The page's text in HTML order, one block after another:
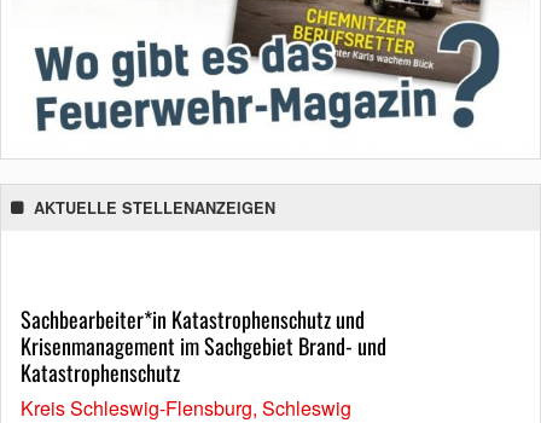
AKTUELLE STELLENANZEIGEN
Sachbearbeiter*in Katastrophenschutz und
Krisenmanagement im Sachgebiet Brand- und
Katastrophenschutz
Kreis Schleswig-Flensburg, Schleswig